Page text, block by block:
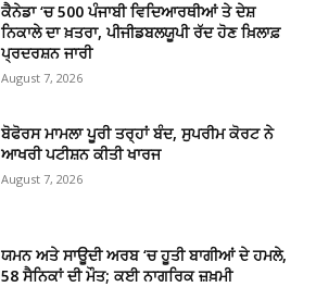
ਕੈਨੇਡਾ ‘ਚ 500 ਪੰਜਾਬੀ ਵਿਦਿਆਰਥੀਆਂ ਤੇ ਦੇਸ਼
ਨਿਕਾਲੇ ਦਾ ਖ਼ਤਰਾ, ਪੀਜੀਡਬਲਯੂਪੀ ਰੱਦ ਹੋਣ ਖ਼ਿਲਾਫ਼
ਪ੍ਰਦਰਸ਼ਨ ਜਾਰੀ
August 7, 2026
ਬੋਫੋਰਸ ਮਾਮਲਾ ਪੂਰੀ ਤਰ੍ਹਾਂ ਬੰਦ, ਸੁਪਰੀਮ ਕੋਰਟ ਨੇ
ਆਖਰੀ ਪਟੀਸ਼ਨ ਕੀਤੀ ਖਾਰਜ
August 7, 2026
ਯਮਨ ਅਤੇ ਸਾਊਦੀ ਅਰਬ ‘ਚ ਹੂਤੀ ਬਾਗੀਆਂ ਦੇ ਹਮਲੇ,
58 ਸੈਨਿਕਾਂ ਦੀ ਮੌਤ; ਕਈ ਨਾਗਰਿਕ ਜ਼ਖ਼ਮੀ